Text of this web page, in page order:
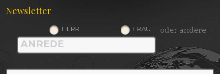
Newsletter
HERR FRAU oder andere